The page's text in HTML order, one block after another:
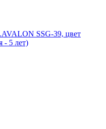
SSG-39, цвет
- 5 лет)